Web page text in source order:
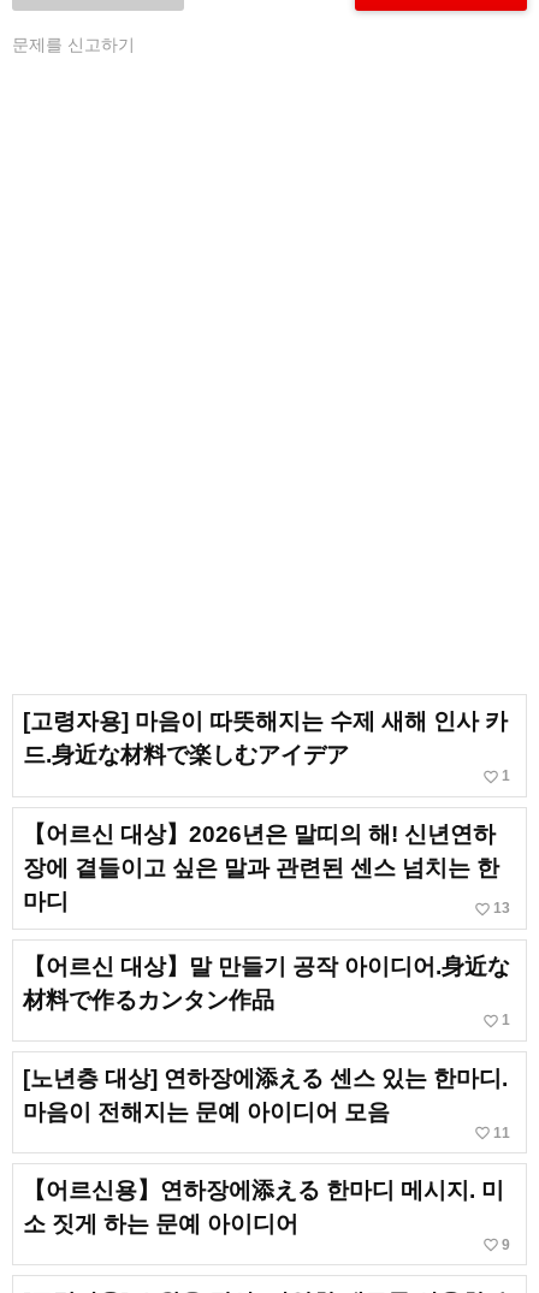
문제를 신고하기
[고령자용] 마음이 따뜻해지는 수제 새해 인사 카
드.身近な材料で楽しむアイデア
favorite_border 1
【어르신 대상】2026년은 말띠의 해! 신년연하
장에 곁들이고 싶은 말과 관련된 센스 넘치는 한
마디
favorite_border 13
【어르신 대상】말 만들기 공작 아이디어.身近な
材料で作るカンタン作品
favorite_border 1
[노년층 대상] 연하장에添える 센스 있는 한마디.
마음이 전해지는 문예 아이디어 모음
favorite_border 11
【어르신용】연하장에添える 한마디 메시지. 미
소 짓게 하는 문예 아이디어
favorite_border 9